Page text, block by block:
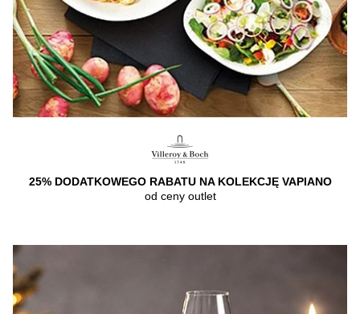
25% DODATKOWEGO RABATU NA KOLEKCJĘ VAPIANO
od ceny outlet